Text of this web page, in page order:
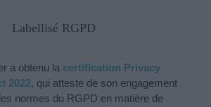
Labellisé RGPD
a obtenu la certification Privacy
2022, qui atteste de son engagement
normes du RGPD en matière de